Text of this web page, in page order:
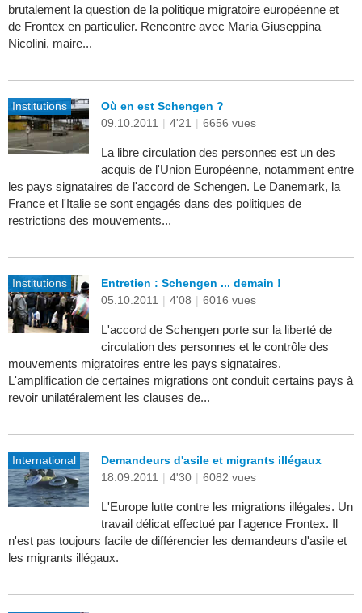
brutalement la question de la politique migratoire européenne et
de Frontex en particulier. Rencontre avec Maria Giuseppina
Nicolini, maire...
Institutions
Où en est Schengen ?
09.10.2011 | 4'21 | 6656 vues
La libre circulation des personnes est un des
acquis de l'Union Européenne, notamment entre
les pays signataires de l'accord de Schengen. Le Danemark, la
France et l'Italie se sont engagés dans des politiques de
restrictions des mouvements...
Institutions
Entretien : Schengen ... demain !
05.10.2011 | 4'08 | 6016 vues
L'accord de Schengen porte sur la liberté de
circulation des personnes et le contrôle des
mouvements migratoires entre les pays signataires.
L'amplification de certaines migrations ont conduit certains pays à
revoir unilatéralement les clauses de...
International
Demandeurs d'asile et migrants illégaux
18.09.2011 | 4'30 | 6082 vues
L'Europe lutte contre les migrations illégales. Un
travail délicat effectué par l'agence Frontex. Il
n'est pas toujours facile de différencier les demandeurs d'asile et
les migrants illégaux.